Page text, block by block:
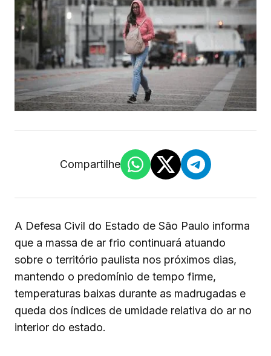
Compartilhe
A Defesa Civil do Estado de São Paulo informa
que a massa de ar frio continuará atuando
sobre o território paulista nos próximos dias,
mantendo o predomínio de tempo firme,
temperaturas baixas durante as madrugadas e
queda dos índices de umidade relativa do ar no
interior do estado.